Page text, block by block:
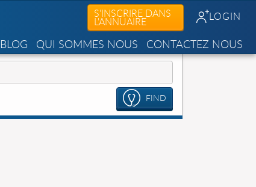
S'INSCRIRE DANS
L'ANNUAIRE LOGIN
BLOG QUI SOMMES NOUS CONTACTEZ NOUS
FIND